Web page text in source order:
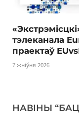
тэлеканала
праектаў
7 жніўня 2026
НАВІНЫ